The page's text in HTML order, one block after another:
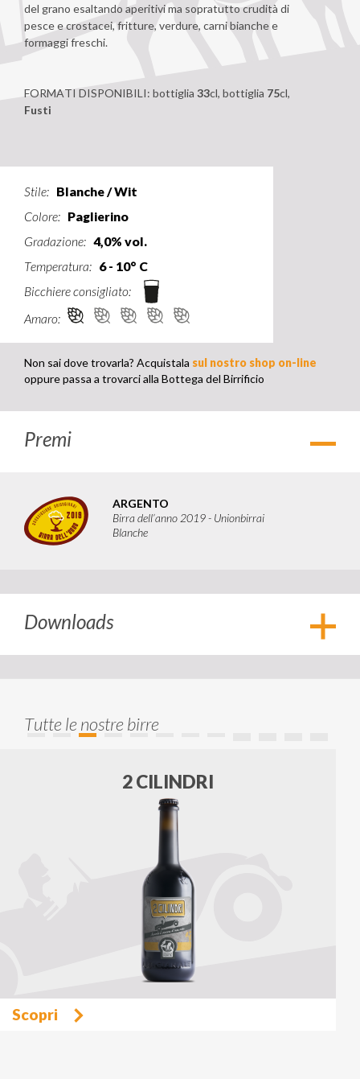
del grano esaltando aperitivi ma sopratutto crudità di
pesce e crostacei, fritture, verdure, carni bianche e
formaggi freschi.
FORMATI DISPONIBILI: bottiglia 33cl, bottiglia 75cl,
Fusti
Stile: Blanche / Wit
Colore: Paglierino
Gradazione: 4,0% vol.
Temperatura: 6 - 10° C
Bicchiere consigliato:
Amaro:
Non sai dove trovarla? Acquistala sul nostro shop on-line
oppure passa a trovarci alla Bottega del Birrificio
Premi
Apri
ARGENTO
Birra dell’anno 2019 - Unionbirrai
Blanche
Downloads
Apri
Tutte le nostre birre
2 CILINDRI
Scopri